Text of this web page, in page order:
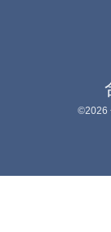
©2026